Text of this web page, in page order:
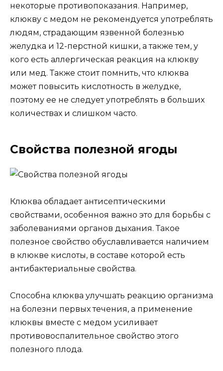
некоторые противопоказания. Например,
клюкву с медом не рекомендуется употреблять
людям, страдающим язвенной болезнью
желудка и 12-перстной кишки, а также тем, у
кого есть аллергическая реакция на клюкву
или мед. Также стоит помнить, что клюква
может повысить кислотность в желудке,
поэтому ее не следует употреблять в больших
количествах и слишком часто.
Свойства полезной ягоды
Клюква обладает антисептическими
свойствами, особенноя важно это для борьбы с
заболеваниями органов дыхания. Такое
полезное свойство обуславливается наличием
в клюкве кислоты, в составе которой есть
антибактериальные свойства.
Способна клюква улучшать реакцию организма
на болезни первых течения, а применение
клюквы вместе с медом усиливает
противовоспалительное свойство этого
полезного плода.